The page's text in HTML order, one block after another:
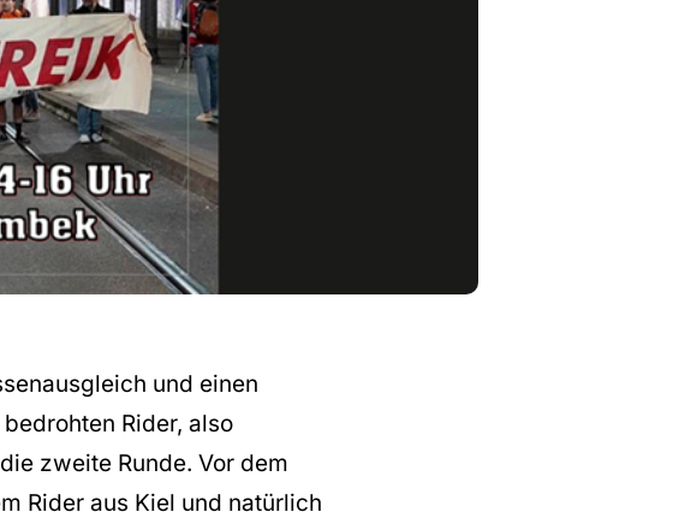
und einen
Rider, also
zweite Runde. Vor dem
Rider aus Kiel und natürlich